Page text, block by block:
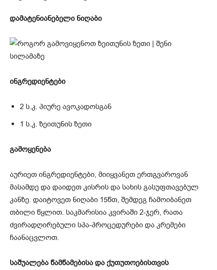
დამატენიანებელი ნიღაბი
ინგრედიენტები
2 ს.კ. პიურე ავოკადოსგან
1 ს.კ. ზეითუნის ზეთი
გამოყენება
აურიეთ ინგრედიენტები, მიიყვანეთ ერთგვაროვან
მასამდე და დაიდეთ კისრის და სახის გასუფთავებულ
კანზე. დაიტოვეთ ნიღაბი 15წთ, შემდეგ ჩამოიბანეთ
თბილი წყლით. საკმარისია კვირაში 2-ჯერ, რათა
ძვირადღირებული სპა-პროცედურები და კრემები
ჩაანაცვლოთ.
საშუალება წამწამებისა და ქუთუთოებისთვის